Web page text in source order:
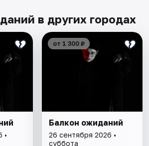
в других городах
•
от 1 300 ₽
Балкон ожиданий
26 сентября 2026 •
суббота